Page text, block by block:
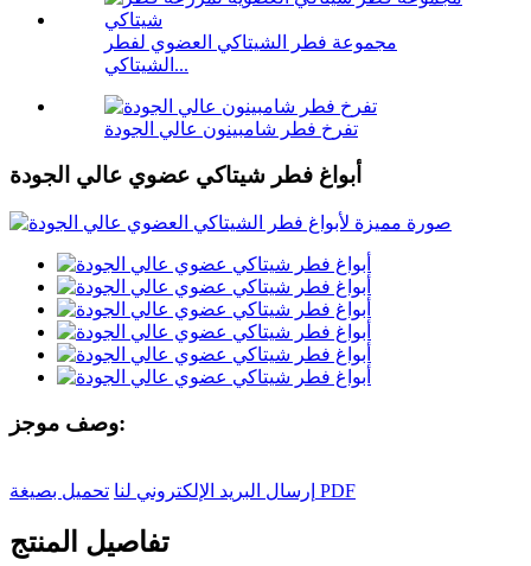
مجموعة فطر الشيتاكي العضوي لفطر
الشيتاكي...
تفرخ فطر شامبينون عالي الجودة
أبواغ فطر شيتاكي عضوي عالي الجودة
وصف موجز:
إرسال البريد الإلكتروني لنا تحميل بصيغة PDF
تفاصيل المنتج